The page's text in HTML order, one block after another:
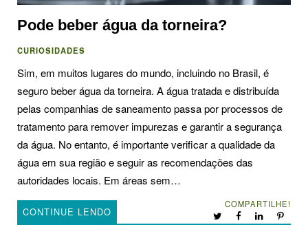
Pode beber água da torneira?
CURIOSIDADES
Sim, em muitos lugares do mundo, incluindo no Brasil, é
seguro beber água da torneira. A água tratada e distribuída
pelas companhias de saneamento passa por processos de
tratamento para remover impurezas e garantir a segurança
da água. No entanto, é importante verificar a qualidade da
água em sua região e seguir as recomendações das
autoridades locais. Em áreas sem…
CONTINUE LENDO
COMPARTILHE!